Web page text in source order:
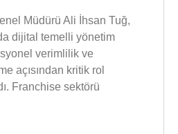
Müdürü Ali İhsan Tuğ,
dijital temelli yönetim
verimlilik ve
açısından kritik rol
Franchise sektörü